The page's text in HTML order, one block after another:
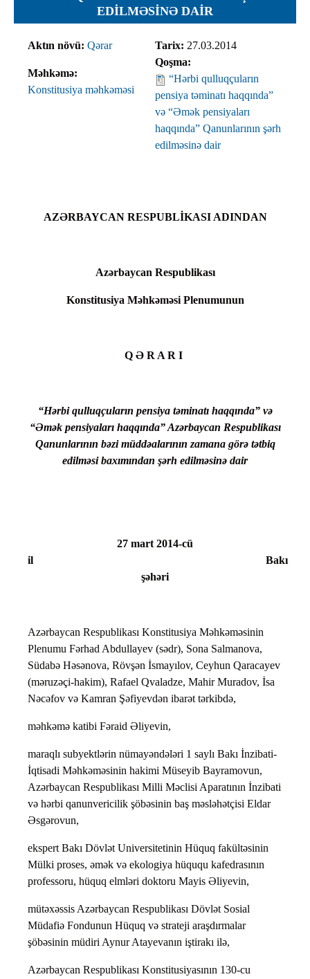
EDILMƏSINƏ DAIR
Aktın növü: Qərar
Məhkəmə:
Konstitusiya məhkəməsi
Tarix: 27.03.2014
Qoşma:
“Hərbi qulluqçuların
pensiya təminatı haqqında”
və “Əmək pensiyaları
haqqında” Qanunlarının şərh
edilməsinə dair
AZƏRBAYCAN RESPUBLİKASI ADINDAN
Azərbaycan Respublikası
Konstitusiya Məhkəməsi Plenumunun
Q Ə R A R I
“Hərbi qulluqçuların pensiya təminatı haqqında” və
“Əmək pensiyaları haqqında” Azərbaycan Respublikası
Qanunlarının bəzi müddəalarının zamana görə tətbiq
edilməsi baxımından şərh edilməsinə dair
27 mart 2014-cü
il Bakı
şəhəri
Azərbaycan Respublikası Konstitusiya Məhkəməsinin
Plenumu Fərhad Abdullayev (sədr), Sona Salmanova,
Südabə Həsənova, Rövşən İsmayılov, Ceyhun Qaracayev
(məruzəçi-hakim), Rafael Qvaladze, Mahir Muradov, İsa
Nəcəfov və Kamran Şəfiyevdən ibarət tərkibdə,
məhkəmə katibi Fəraid Əliyevin,
maraqlı subyektlərin nümayəndələri 1 saylı Bakı İnzibati-
İqtisadi Məhkəməsinin hakimi Müseyib Bayramovun,
Azərbaycan Respublikası Milli Məclisi Aparatının İnzibati
və hərbi qanunvericilik şöbəsinin baş məsləhətçisi Eldar
Əsgərovun,
ekspert Bakı Dövlət Universitetinin Hüquq fakültəsinin
Mülki proses, əmək və ekologiya hüququ kafedrasının
professoru, hüquq elmləri doktoru Mayis Əliyevin,
mütəxəssis Azərbaycan Respublikası Dövlət Sosial
Müdafiə Fondunun Hüquq və strateji araşdırmalar
şöbəsinin müdiri Aynur Atayevanın iştirakı ilə,
Azərbaycan Respublikası Konstitusiyasının 130-cu